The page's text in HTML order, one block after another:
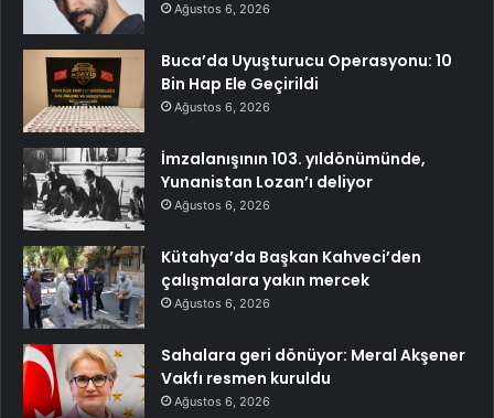
Ağustos 6, 2026
Buca’da Uyuşturucu Operasyonu: 10
Bin Hap Ele Geçirildi
Ağustos 6, 2026
İmzalanışının 103. yıldönümünde,
Yunanistan Lozan’ı deliyor
Ağustos 6, 2026
Kütahya’da Başkan Kahveci’den
çalışmalara yakın mercek
Ağustos 6, 2026
Sahalara geri dönüyor: Meral Akşener
Vakfı resmen kuruldu
Ağustos 6, 2026